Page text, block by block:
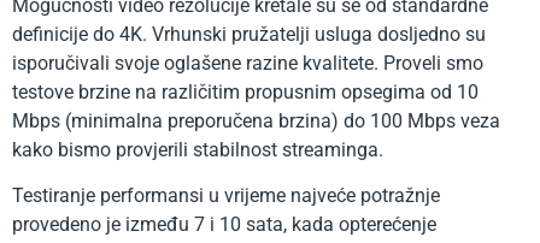
Mogućnosti video rezolucije kretale su se od standardne
definicije do 4K. Vrhunski pružatelji usluga dosljedno su
isporučivali svoje oglašene razine kvalitete. Proveli smo
testove brzine na različitim propusnim opsegima od 10
Mbps (minimalna preporučena brzina) do 100 Mbps veza
kako bismo provjerili stabilnost streaminga.
Testiranje performansi u vrijeme najveće potražnje
provedeno je između 7 i 10 sata, kada opterećenje